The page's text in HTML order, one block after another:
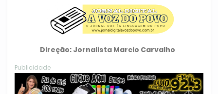
Direção: Jornalista Marcio Carvalho
Publicidade